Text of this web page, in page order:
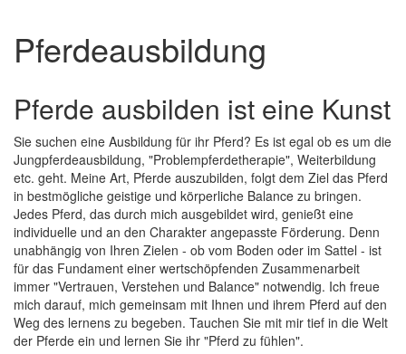
Pferdeausbildung
Pferde ausbilden ist eine Kunst
Sie suchen eine Ausbildung für ihr Pferd? Es ist egal ob es um die
Jungpferdeausbildung, "Problempferdetherapie", Weiterbildung
etc. geht. Meine Art, Pferde auszubilden, folgt dem Ziel das Pferd
in bestmögliche geistige und körperliche Balance zu bringen.
Jedes Pferd, das durch mich ausgebildet wird, genießt eine
individuelle und an den Charakter angepasste Förderung. Denn
unabhängig von Ihren Zielen - ob vom Boden oder im Sattel - ist
für das Fundament einer wertschöpfenden Zusammenarbeit
immer "Vertrauen, Verstehen und Balance" notwendig. Ich freue
mich darauf, mich gemeinsam mit Ihnen und ihrem Pferd auf den
Weg des lernens zu begeben. Tauchen Sie mit mir tief in die Welt
der Pferde ein und lernen Sie ihr "Pferd zu fühlen".